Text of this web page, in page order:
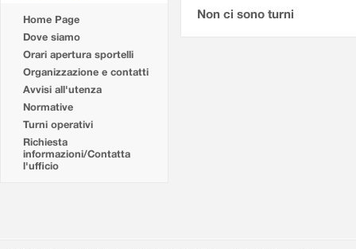
Home Page
Dove siamo
Orari apertura sportelli
Organizzazione e contatti
Avvisi all'utenza
Normative
Turni operativi
Richiesta
informazioni/Contatta
l'ufficio
Non ci sono turni